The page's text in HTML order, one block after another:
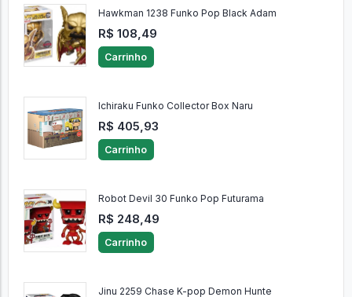
Hawkman 1238 Funko Pop Black Adam
R$ 108,49
Carrinho
Ichiraku Funko Collector Box Naru
R$ 405,93
Carrinho
Robot Devil 30 Funko Pop Futurama
R$ 248,49
Carrinho
Jinu 2259 Chase K-pop Demon Hunte